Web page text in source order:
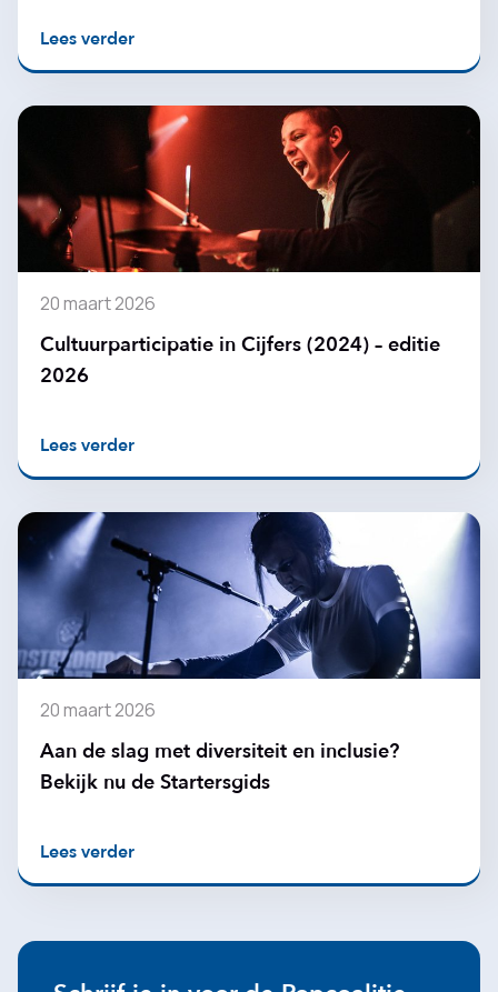
Lees verder
20 maart 2026
Cultuurparticipatie in Cijfers (2024) – editie
2026
Lees verder
20 maart 2026
Aan de slag met diversiteit en inclusie?
Bekijk nu de Startersgids
Lees verder